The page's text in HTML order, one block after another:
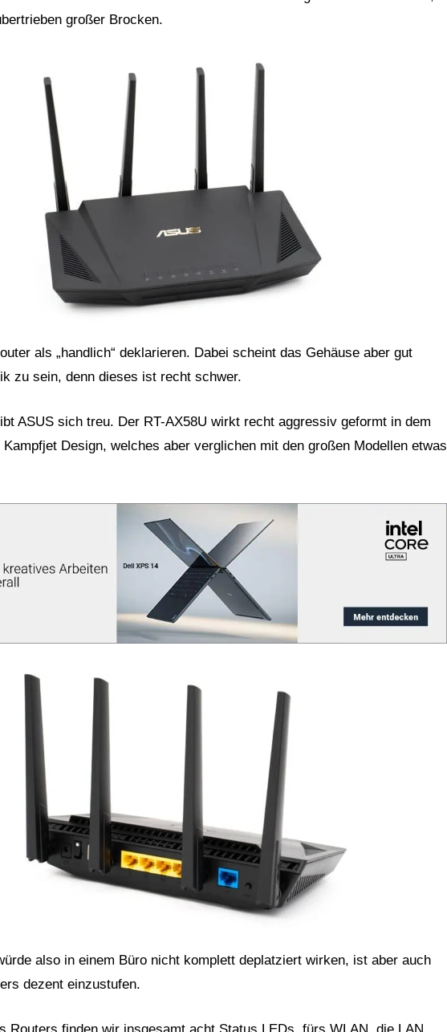
großer Brocken.
als „handlich“ deklarieren. Dabei scheint das Gehäuse aber gut
zu sein, denn dieses ist recht schwer.
ASUS sich treu. Der RT-AX58U wirkt recht aggressiv geformt in dem
Design, welches aber verglichen mit den großen Modellen etwas
also in einem Büro nicht komplett deplatziert wirken, ist aber auch
dezent einzustufen.